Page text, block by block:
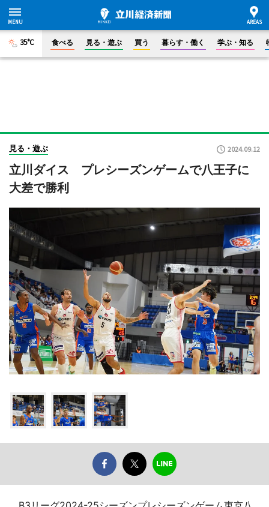
35°C 食べる 見る・遊ぶ 買う 暮らす・働く 学ぶ・知る
見る・遊ぶ 2024.09.12
立川ダイス プレシーズンゲームで八王子に
大差で勝利